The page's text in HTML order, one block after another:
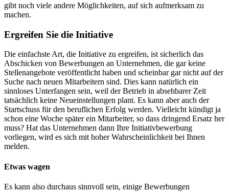
gibt noch viele andere Möglichkeiten, auf sich aufmerksam zu
machen.
Ergreifen Sie die Initiative
Die einfachste Art, die Initiative zu ergreifen, ist sicherlich das
Abschicken von Bewerbungen an Unternehmen, die gar keine
Stellenangebote veröffentlicht haben und scheinbar gar nicht auf der
Suche nach neuen Mitarbeitern sind. Dies kann natürlich ein
sinnloses Unterfangen sein, weil der Betrieb in absehbarer Zeit
tatsächlich keine Neueinstellungen plant. Es kann aber auch der
Startschuss für den beruflichen Erfolg werden. Vielleicht kündigt ja
schon eine Woche später ein Mitarbeiter, so dass dringend Ersatz her
muss? Hat das Unternehmen dann Ihre Initiativbewerbung
vorliegen, wird es sich mit hoher Wahrscheinlichkeit bei Ihnen
melden.
Etwas wagen
Es kann also durchaus sinnvoll sein, einige Bewerbungen